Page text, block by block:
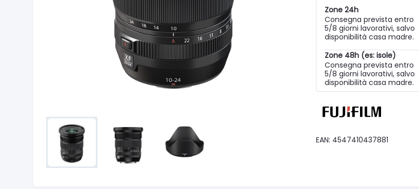
Zone 24h
Consegna prevista entro
5/8 giorni lavorativi, salvo
disponibilità casa madre.
Zone 48h (es: isole)
Consegna prevista entro
5/8 giorni lavorativi, salvo
disponibilità casa madre.
EAN: 4547410437881